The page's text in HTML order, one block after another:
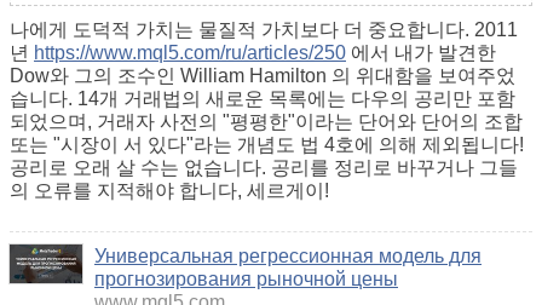
나에게 도덕적 가치는 물질적 가치보다 더 중요합니다. 2011
년 https://www.mql5.com/ru/articles/250 에서 내가 발견한
Dow와 그의 조수인 William Hamilton 의 위대함을 보여주었
습니다. 14개 거래법의 새로운 목록에는 다우의 공리만 포함
되었으며, 거래자 사전의 "평평한"이라는 단어와 단어의 조합
또는 "시장이 서 있다"라는 개념도 법 4호에 의해 제외됩니다!
공리로 오래 살 수는 없습니다. 공리를 정리로 바꾸거나 그들
의 오류를 지적해야 합니다, 세르게이!
Универсальная регрессионная модель для
прогнозирования рыночной цены